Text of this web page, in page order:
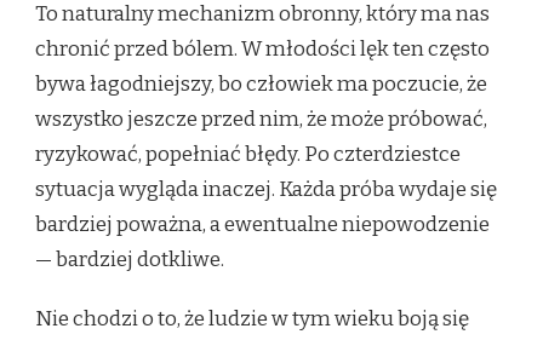
To naturalny mechanizm obronny, który ma nas
chronić przed bólem. W młodości lęk ten często
bywa łagodniejszy, bo człowiek ma poczucie, że
wszystko jeszcze przed nim, że może próbować,
ryzykować, popełniać błędy. Po czterdziestce
sytuacja wygląda inaczej. Każda próba wydaje się
bardziej poważna, a ewentualne niepowodzenie
— bardziej dotkliwe.
Nie chodzi o to, że ludzie w tym wieku boją się